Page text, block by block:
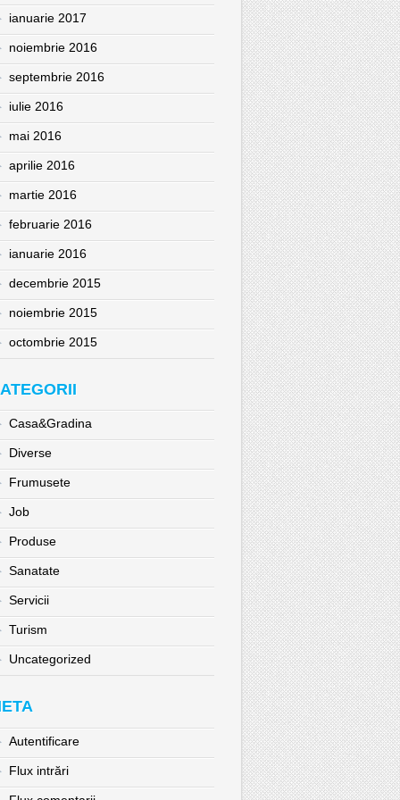
ianuarie 2017
noiembrie 2016
septembrie 2016
iulie 2016
mai 2016
aprilie 2016
martie 2016
februarie 2016
ianuarie 2016
decembrie 2015
noiembrie 2015
octombrie 2015
Casa&Gradina
Diverse
Frumusete
Job
Produse
Sanatate
Servicii
Turism
Uncategorized
Autentificare
Flux intrări